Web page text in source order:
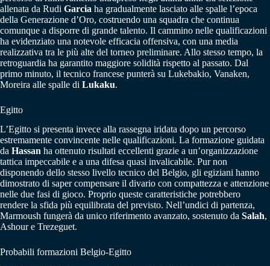
allenata da Rudi Garcia ha gradualmente lasciato alle spalle l’epoca
della Generazione d’Oro, costruendo una squadra che continua
comunque a disporre di grande talento. Il cammino nelle qualificazioni
ha evidenziato una notevole efficacia offensiva, con una media
realizzativa tra le più alte del torneo preliminare. Allo stesso tempo, la
retroguardia ha garantito maggiore solidità rispetto al passato. Dal
primo minuto, il tecnico francese punterà su Lukebakio, Vanaken,
Moreira alle spalle di Lukaku.
Egitto
L’Egitto si presenta invece alla rassegna iridata dopo un percorso
estremamente convincente nelle qualificazioni. La formazione guidata
da Hassan ha ottenuto risultati eccellenti grazie a un’organizzazione
tattica impeccabile e a una difesa quasi invalicabile. Pur non
disponendo dello stesso livello tecnico del Belgio, gli egiziani hanno
dimostrato di saper compensare il divario con compattezza e attenzione
nelle due fasi di gioco. Proprio queste caratteristiche potrebbero
rendere la sfida più equilibrata del previsto. Nell’undici di partenza,
Marmoush fungerà da unico riferimento avanzato, sostenuto da Salah,
Ashour e Trezeguet.
Probabili formazioni Belgio-Egitto